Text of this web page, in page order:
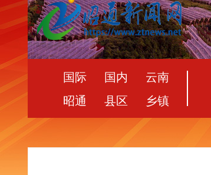
国际 国内
云南
昭通
县区 乡镇